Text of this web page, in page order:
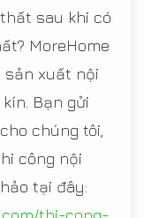
sau khi có
MoreHome
sản xuất nội
Bạn gửi
chúng tôi,
công nội
tại đây: